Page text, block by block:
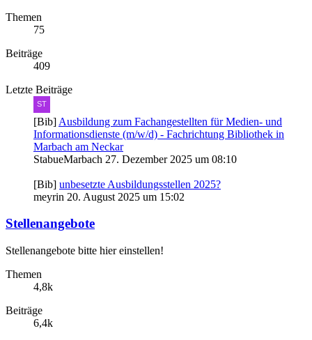
Themen
75
Beiträge
409
Letzte Beiträge
[Bib] Ausbildung zum Fachangestellten für Medien- und
Informationsdienste (m/w/d) - Fachrichtung Bibliothek in
Marbach am Neckar
StabueMarbach 27. Dezember 2025 um 08:10
[Bib] unbesetzte Ausbildungsstellen 2025?
meyrin 20. August 2025 um 15:02
Stellenangebote
Stellenangebote bitte hier einstellen!
Themen
4,8k
Beiträge
6,4k